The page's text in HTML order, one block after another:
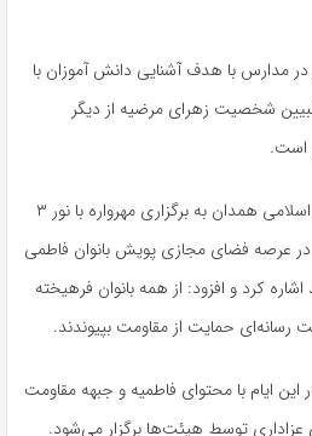
مدارس با هدف آشنایی دانش آموزان با
شخصیت زهرای مرضیه از دیگر
است.
معاون فرهنگی اداره کل تبلیغات اسلامی همدان به برگزاری مهرواره با نور ۳
در عرصه فضای مجازی پویش بانوان فاطمی
کرد و افزود: از همه بانوان فرهیخته
حمایت از مقاومت بپیوندند.
ایام با محتوای فاطمیه و جبهه مقاومت
توسط هیئت‌ها برگزار می‌شود.